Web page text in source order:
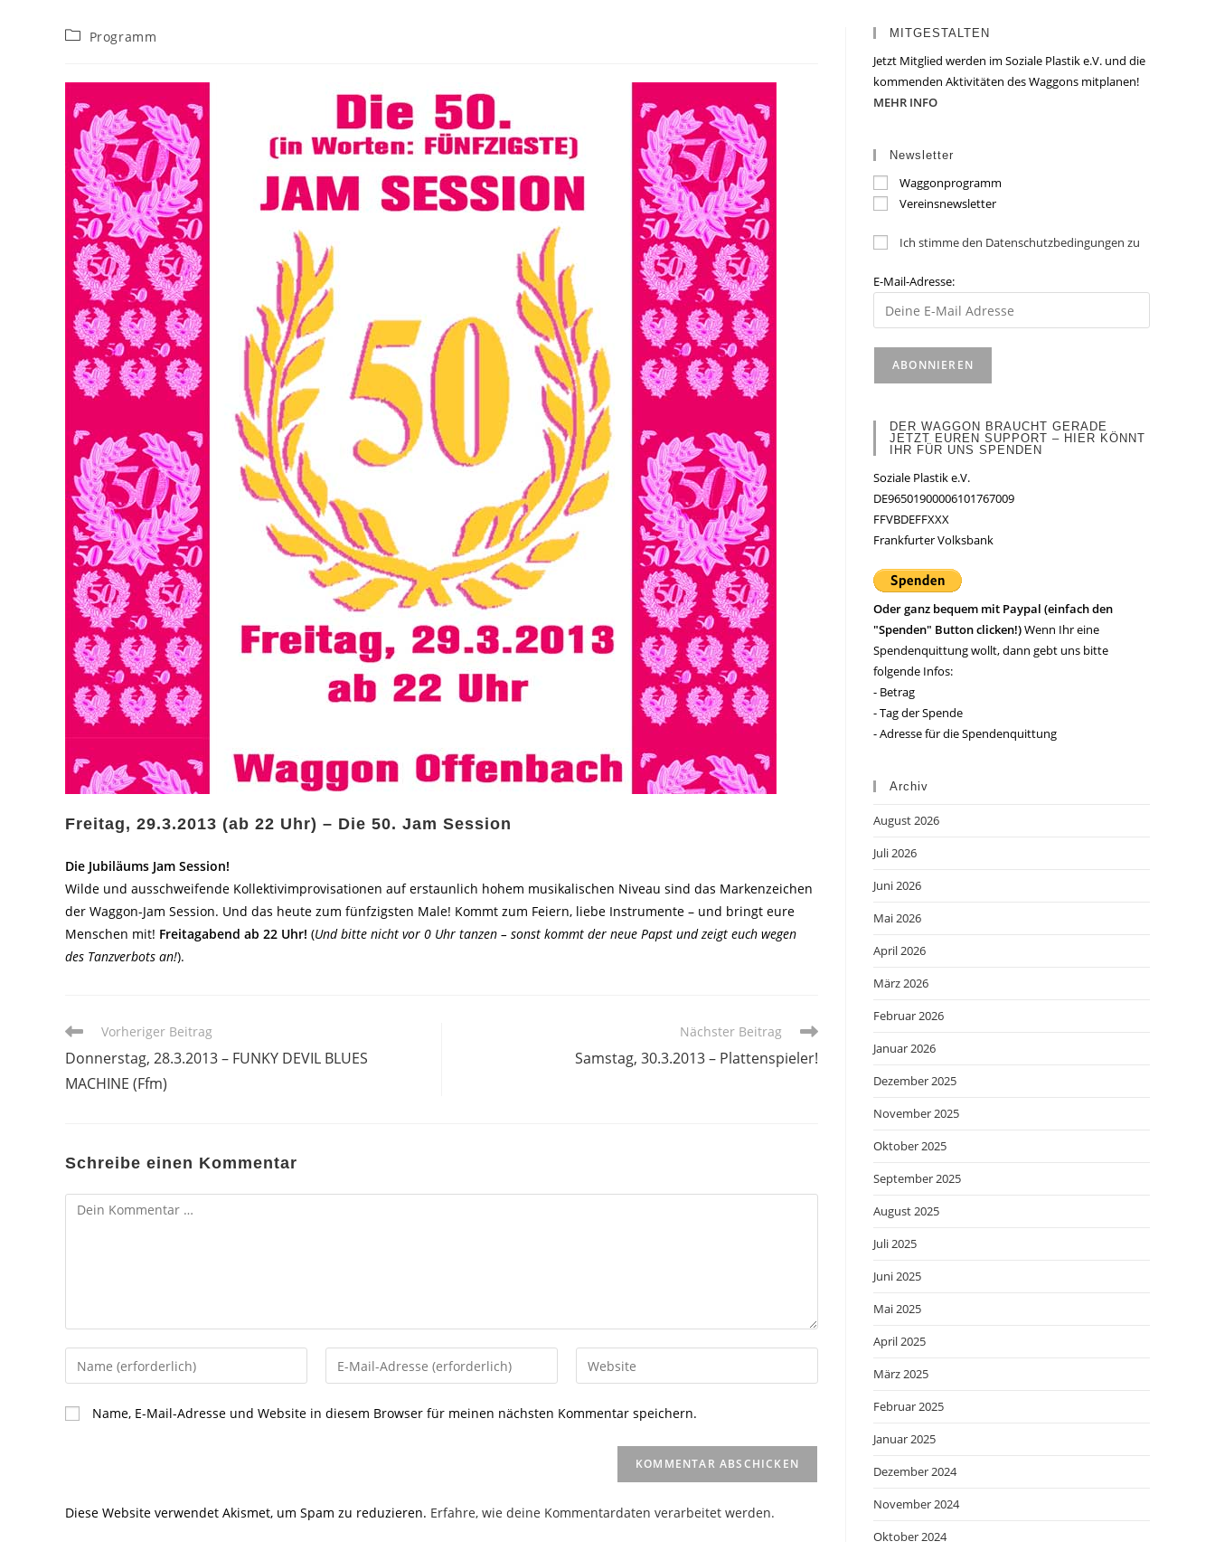
Beitrags-
Programm
Freitag, 29.3.2013 (ab 22 Uhr) – Die 50. Jam Session
Die Jubiläums Jam Session!
Wilde und ausschweifende Kollektivimprovisationen auf erstaunlich hohem musikalischen Niveau sind das Markenzeichen
der Waggon-Jam Session. Und das heute zum fünfzigsten Male! Kommt zum Feiern, liebe Instrumente – und bringt eure
Menschen mit! Freitagabend ab 22 Uhr! (Und bitte nicht vor 0 Uhr tanzen – sonst kommt der neue Papst und zeigt euch wegen
des Tanzverbots an!).
Weitere
ansehen
Vorheriger Beitrag
Donnerstag, 28.3.2013 – FUNKY DEVIL BLUES
MACHINE (Ffm)
Nächster Beitrag
Samstag, 30.3.2013 – Plattenspieler!
Schreibe einen Kommentar
Kommentar
Gib
deinen
Namen
oder
ein
Gib
deine
ein
Gib
deine
Name, E-Mail-Adresse und Website in diesem Browser für meinen nächsten Kommentar speichern.
Diese Website verwendet Akismet, um Spam zu reduzieren. Erfahre, wie deine Kommentardaten verarbeitet werden.
MITGESTALTEN
Jetzt Mitglied werden im Soziale Plastik e.V. und die
kommenden Aktivitäten des Waggons mitplanen!
MEHR INFO
Newsletter
Waggonprogramm
Vereinsnewsletter
Ich stimme den Datenschutzbedingungen zu
E-Mail-Adresse:
DER WAGGON BRAUCHT GERADE
JETZT EUREN SUPPORT – HIER KÖNNT
IHR FÜR UNS SPENDEN
Soziale Plastik e.V.
DE96501900006101767009
FFVBDEFFXXX
Frankfurter Volksbank
Oder ganz bequem mit Paypal (einfach den
"Spenden" Button clicken!)Wenn Ihr eine
Spendenquittung wollt, dann gebt uns bitte
folgende Infos:
- Betrag
- Tag der Spende
- Adresse für die Spendenquittung
Archiv
August 2026
Juli 2026
Juni 2026
Mai 2026
April 2026
März 2026
Februar 2026
Januar 2026
Dezember 2025
November 2025
Oktober 2025
September 2025
August 2025
Juli 2025
Juni 2025
Mai 2025
April 2025
März 2025
Februar 2025
Januar 2025
Dezember 2024
November 2024
Oktober 2024